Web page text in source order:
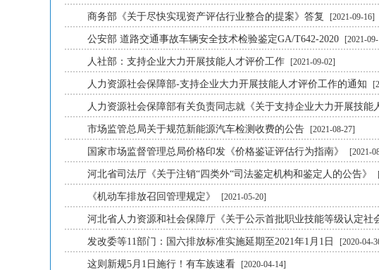
商务部《关于尽快实现资产评估行业整合的提案》答复 [2021-09-16]
公安部 道路交通事故车辆安全技术检验鉴定GA/T642-2020 [2021-
人社部：支持企业大力开展技能人才评价工作 [2021-09-02]
人力资源社会保障部-支持企业大力开展技能人才评价工作的通知
人力资源社会保障部有关负责同志就《关于支持企业大力开展技能
市场监管总局关于规范新能源汽车检测收费的公告 [2021-08-27]
国家市场监督管理总局价格印发《价格鉴证评估行为指南》 [2021-
河北省司法厅《关于注销“四类外“司法鉴定机构和鉴定人的公告》
《机动车排放召回管理规定》 [2021-05-20]
河北省人力资源和社会保障厅《关于公示首批职业技能等级认定社
发改委等11部门：国六排放标准实施延期至2021年1月1日 [2020-04-
这则新规5月1日施行！有车族速看 [2020-04-14]